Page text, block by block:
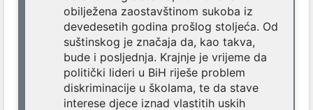
obilježena zaostavštinom sukoba iz
devedesetih godina prošlog stoljeća. Od
suštinskog je značaja da, kao takva,
bude i posljednja. Krajnje je vrijeme da
politički lideri u BiH riješe problem
diskriminacije u školama, te da stave
interese djece iznad vlastitih uskih